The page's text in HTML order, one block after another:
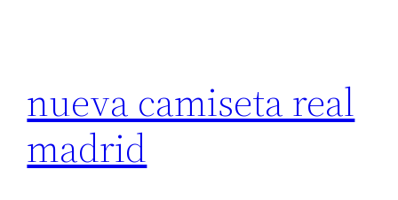
nueva camiseta real
madrid